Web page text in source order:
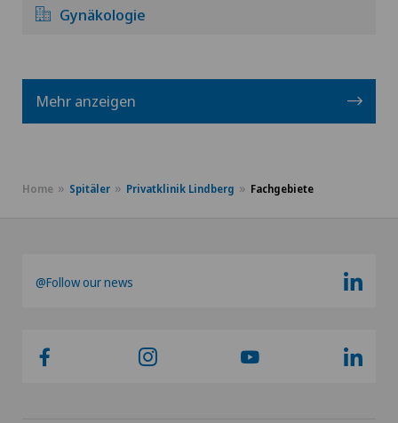
Gynäkologie
Mehr anzeigen
Home Spitäler Privatklinik Lindberg Fachgebiete
@Follow our news